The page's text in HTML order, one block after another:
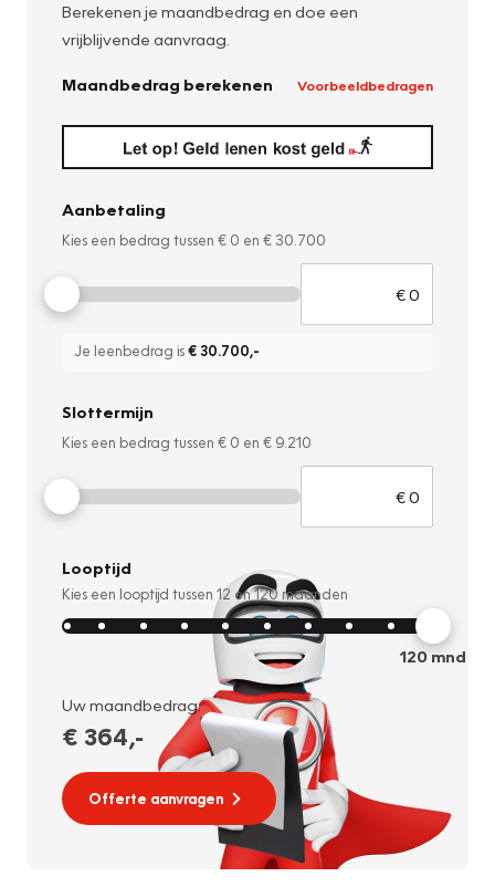
Berekenen je maandbedrag en doe een
vrijblijvende aanvraag.
Maandbedrag berekenen Voorbeeldbedragen
Aanbetaling
Kies een bedrag tussen € 0 en € 30.700
Je leenbedrag is€ 30.700,-
Slottermijn
Kies een bedrag tussen € 0 en € 9.210
Looptijd
Kies een looptijd tussen 12 en120 maanden
120mnd
Uw maandbedrag:
€ 364,-
Offerte aanvragen